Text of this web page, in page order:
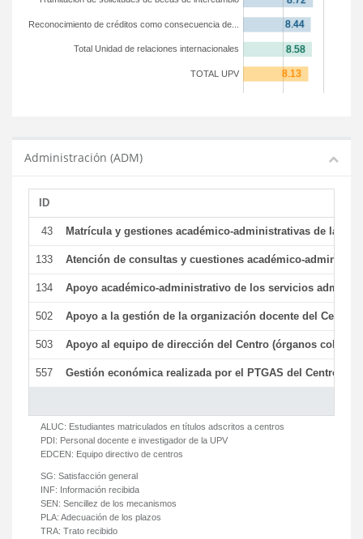
TOTAL UPV
Total Unidad de relaciones internacionales
Reconocimiento de créditos como consecuencia de...
Administración (ADM)
ID
43 Matrícula y gestiones académico-administrativas de la
133 Atención de consultas y cuestiones académico-
134 Apoyo académico-administrativo de los servicios
502 Apoyo a la gestión de la organización docente del Centro
503 Apoyo al equipo de dirección del Centro (órganos
557 Gestión económica realizada por el PTGAS del Centro
ALUC: Estudiantes matriculados en títulos adscritos a centros
PDI: Personal docente e investigador de la UPV
EDCEN: Equipo directivo de centros
SG: Satisfacción general
INF: Información recibida
SEN: Sencillez de los mecanismos
PLA: Adecuación de los plazos
TRA: Trato recibido